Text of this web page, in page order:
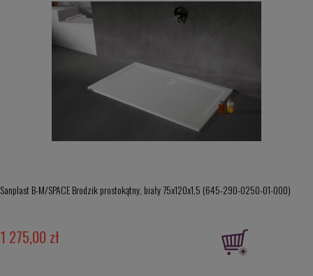
Sanplast B-M/SPACE Brodzik prostokątny, biały 75x120x1,5 (645-290-0250-01-000)
1 275,00 zł